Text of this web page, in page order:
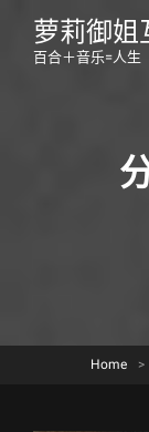
萝莉御姐
百合＋音乐=人生
Home >